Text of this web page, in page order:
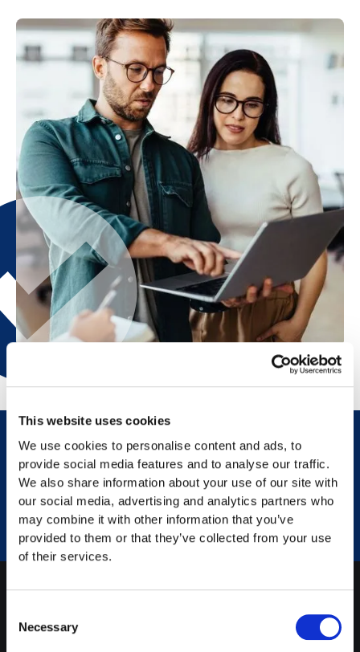
This website uses cookies
We use cookies to personalise content and ads, to
provide social media features and to analyse our traffic.
We also share information about your use of our site with
our social media, advertising and analytics partners who
may combine it with other information that you’ve
provided to them or that they’ve collected from your use
of their services.
Selection
Necessary
CONTATTATECI
tax@findea.ch
Prenotazioneconsulenza
INFORMAZIONI